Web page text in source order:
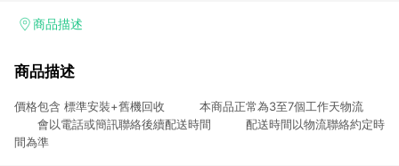
電玩/遊戲/相機/單眼/鏡頭/拍立得 [2024/6/1起適用] -內接硬
的購回饋活動享Yahoo超贈點回饋者 - 購物中心商店之商品：商
3. 訂單回饋金額將扣除運費/購物金/超贈點/福利金/紅利折抵/折
價券等虛擬貨幣折抵 4. 大宗採購或批發轉賣不具回饋資格： 如
有相關事證認定您為大宗採購、批發轉賣而非最終消費使用者，
商品描述
商品描述
價格包含 標準安裝+舊機回收 本商品正常為3至7個工作天物流
會以電話或簡訊聯絡後續配送時間 配送時間以物流聯絡約定時
間為準